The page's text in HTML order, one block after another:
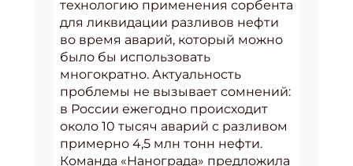
технологию применения сорбента
для ликвидации разливов нефти
во время аварий, который можно
было бы использовать
многократно. Актуальность
проблемы не вызывает сомнений:
в России ежегодно происходит
около 10 тысяч аварий с разливом
примерно 4,5 млн тонн нефти.
Команда «Нанограда» предложила